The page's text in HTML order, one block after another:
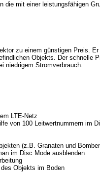
mit einer leistungsfähigen
zu einem günstigen Preis.
Objekts. Der schnelle
niedrigem Stromverbrauch.
LTE-Netz
von 100 Leitwertnummern im
(z.B. Granaten und
im Disc Mode ausblenden
Objekts im Boden